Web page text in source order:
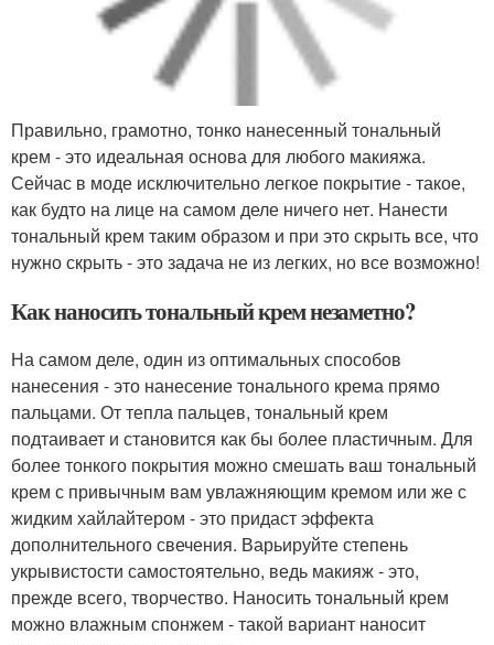
крем - это идеальная основа для любого макияжа.
Сейчас в моде исключительно легкое покрытие - такое,
как будто на лице на самом деле ничего нет. Нанести
тональный крем таким образом и при это скрыть все, что
нужно скрыть - это задача не из легких, но все возможно!
Как наносить тональный крем незаметно?
На самом деле, один из оптимальных способов
нанесения - это нанесение тонального крема прямо
пальцами. От тепла пальцев, тональный крем
более тонкого покрытия можно смешать ваш тональный
жидким хайлайтером - это придаст эффекта
дополнительного свечения. Варьируйте степень
укрывистости самостоятельно, ведь макияж - это,
прежде всего, творчество. Наносить тональный крем
можно влажным спонжем - такой вариант наносит
средство максимально тонко.
Наносить нужно не растирающими, а как бы
промакивающими движениями, особое внимание
акцентируя на проблемных зонах. Сухой же спонж дает
чуть более плотный эффект.